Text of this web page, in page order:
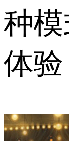
种
体验